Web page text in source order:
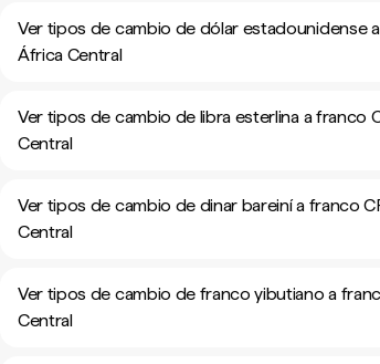
Ver tipos de cambio de dólar estadounidense
África Central
Ver tipos de cambio de libra esterlina a franco
Central
Ver tipos de cambio de dinar bareiní a franco
Central
Ver tipos de cambio de franco yibutiano a
Central